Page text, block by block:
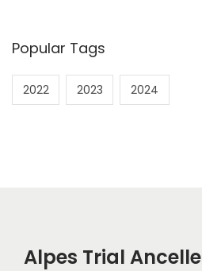
Popular Tags
2022 2023 2024
Alpes Trial Ancelle